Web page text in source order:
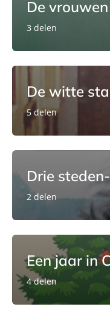
De
3 delen
De witte
5 delen
Drie
2 delen
Een jaar in
4 delen